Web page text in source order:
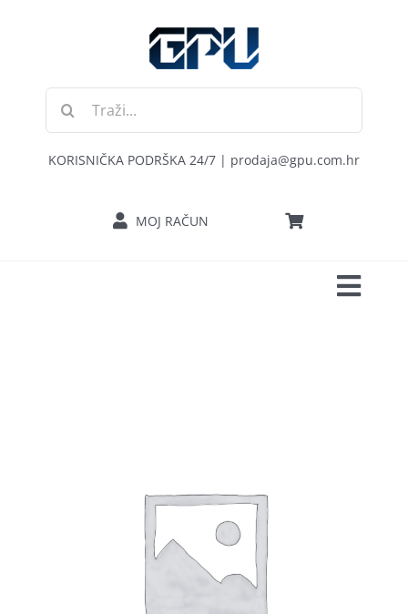
Traži...
KORISNIČKA PODRŠKA 24/7 | prodaja@gpu.com.hr
MOJ RAČUN
KABELI I KONEKTORI